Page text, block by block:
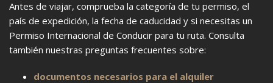
Antes de viajar, comprueba la categoría de tu permiso, el
país de expedición, la fecha de caducidad y si necesitas un
Permiso Internacional de Conducir para tu ruta. Consulta
también nuestras preguntas frecuentes sobre:
documentos necesarios para el alquiler